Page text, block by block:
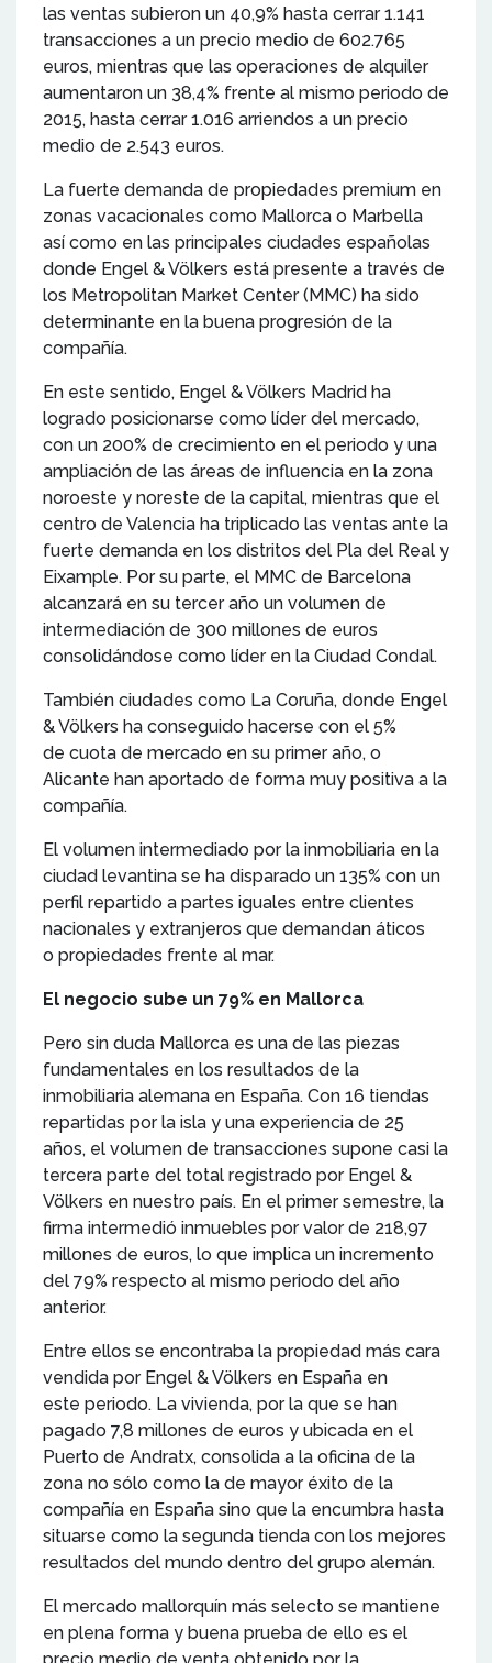
las ventas subieron un 40,9% hasta cerrar 1.141
transacciones a un precio medio de 602.765
euros, mientras que las operaciones de alquiler
aumentaron un 38,4% frente al mismo periodo de
2015, hasta cerrar 1.016 arriendos a un precio
medio de 2.543 euros.
La fuerte demanda de propiedades premium en
zonas vacacionales como Mallorca o Marbella
así como en las principales ciudades españolas
donde Engel & Völkers está presente a través de
los Metropolitan Market Center (MMC) ha sido
determinante en la buena progresión de la
compañía.
En este sentido, Engel & Völkers Madrid ha
logrado posicionarse como líder del mercado,
con un 200% de crecimiento en el periodo y una
ampliación de las áreas de influencia en la zona
noroeste y noreste de la capital, mientras que el
centro de Valencia ha triplicado las ventas ante la
fuerte demanda en los distritos del Pla del Real y
Eixample. Por su parte, el MMC de Barcelona
alcanzará en su tercer año un volumen de
intermediación de 300 millones de euros
consolidándose como líder en la Ciudad Condal.
También ciudades como La Coruña, donde Engel
& Völkers ha conseguido hacerse con el 5%
de cuota de mercado en su primer año, o
Alicante han aportado de forma muy positiva a la
compañía.
El volumen intermediado por la inmobiliaria en la
ciudad levantina se ha disparado un 135% con un
perfil repartido a partes iguales entre clientes
nacionales y extranjeros que demandan áticos
o propiedades frente al mar.
El negocio sube un 79% en Mallorca
Pero sin duda Mallorca es una de las piezas
fundamentales en los resultados de la
inmobiliaria alemana en España. Con 16 tiendas
repartidas por la isla y una experiencia de 25
años, el volumen de transacciones supone casi la
tercera parte del total registrado por Engel &
Völkers en nuestro país. En el primer semestre, la
firma intermedió inmuebles por valor de 218,97
millones de euros, lo que implica un incremento
del 79% respecto al mismo periodo del año
anterior.
Entre ellos se encontraba la propiedad más cara
vendida por Engel & Völkers en España en
este periodo. La vivienda, por la que se han
pagado 7,8 millones de euros y ubicada en el
Puerto de Andratx, consolida a la oficina de la
zona no sólo como la de mayor éxito de la
compañía en España sino que la encumbra hasta
situarse como la segunda tienda con los mejores
resultados del mundo dentro del grupo alemán.
El mercado mallorquín más selecto se mantiene
en plena forma y buena prueba de ello es el